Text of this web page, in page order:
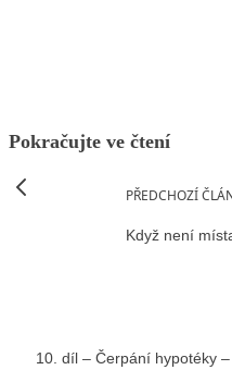
Pokračujte ve čtení
PŘEDCHOZÍ
Když není
10. díl – Čerpání hypotéky